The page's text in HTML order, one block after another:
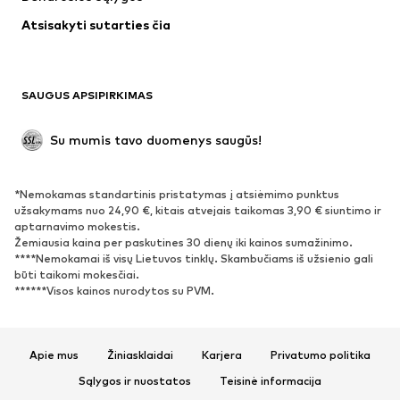
Apatiniai
Paltai
Proginiai
Išskirtiniai
BATAI
Naujienos
Sportbačiai
Aulinukai
Batai su kulniukais
Auliniai batai
Įsispiriami bateliai
Šlepetės
Atsisakyti sutarties čia
SAUGUS APSIPIRKIMAS
Su mumis tavo duomenys saugūs!
*Nemokamas standartinis pristatymas į atsiėmimo punktus
užsakymams nuo 24,90 €, kitais atvejais taikomas 3,90 € siuntimo ir
aptarnavimo mokestis.
Žemiausia kaina per paskutines 30 dienų iki kainos sumažinimo.
****Nemokamai iš visų Lietuvos tinklų. Skambučiams iš užsienio gali
būti taikomi mokesčiai.
******Visos kainos nurodytos su PVM.
Apie mus Žiniasklaidai Karjera
Privatumo politika
Sąlygos ir nuostatos
Teisinė informacija